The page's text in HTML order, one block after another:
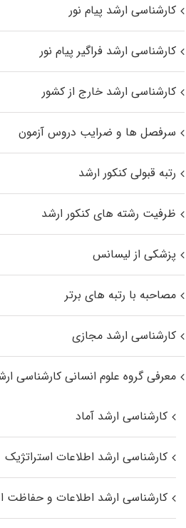
کارشناسی ارشد پیام نور
کارشناسی ارشد فراگیر پیام نور
کارشناسی ارشد خارج از کشور
سرفصل ها و ضرایب دروس آزمون
رتبه قبولی کنکور ارشد
ظرفیت رشته های کنکور ارشد
پزشکی از لیسانس
مصاحبه با رتبه های برتر
کارشناسی ارشد مجازی
معرفی گروه علوم انسانی کارشناسی
کارشناسی ارشد آماد
کارشناسی ارشد اطلاعات استراتژیک
کارشناسی ارشد اطلاعات و حفاظت